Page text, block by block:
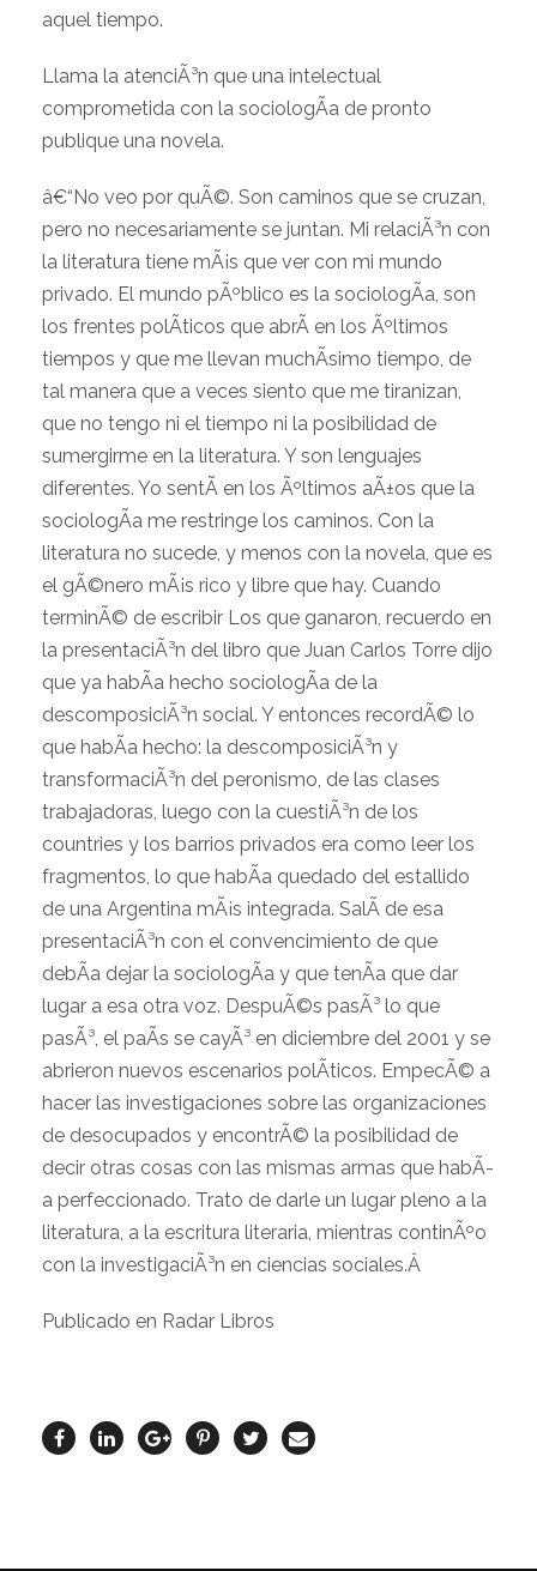
aquel tiempo.
Llama la atenciÃ³n que una intelectual
comprometida con la sociologÃ­a de pronto
publique una novela.
â€“No veo por quÃ©. Son caminos que se cruzan,
pero no necesariamente se juntan. Mi relaciÃ³n con
la literatura tiene mÃ¡s que ver con mi mundo
privado. El mundo pÃºblico es la sociologÃ­a, son
los frentes polÃ­ticos que abrÃ­ en los Ãºltimos
tiempos y que me llevan muchÃ­simo tiempo, de
tal manera que a veces siento que me tiranizan,
que no tengo ni el tiempo ni la posibilidad de
sumergirme en la literatura. Y son lenguajes
diferentes. Yo sentÃ­ en los Ãºltimos aÃ±os que la
sociologÃ­a me restringe los caminos. Con la
literatura no sucede, y menos con la novela, que es
el gÃ©nero mÃ¡s rico y libre que hay. Cuando
terminÃ© de escribir Los que ganaron, recuerdo en
la presentaciÃ³n del libro que Juan Carlos Torre dijo
que ya habÃ­a hecho sociologÃ­a de la
descomposiciÃ³n social. Y entonces recordÃ© lo
que habÃ­a hecho: la descomposiciÃ³n y
transformaciÃ³n del peronismo, de las clases
trabajadoras, luego con la cuestiÃ³n de los
countries y los barrios privados era como leer los
fragmentos, lo que habÃ­a quedado del estallido
de una Argentina mÃ¡s integrada. SalÃ­ de esa
presentaciÃ³n con el convencimiento de que
debÃ­a dejar la sociologÃ­a y que tenÃ­a que dar
lugar a esa otra voz. DespuÃ©s pasÃ³ lo que
pasÃ³, el paÃ­s se cayÃ³ en diciembre del 2001 y se
abrieron nuevos escenarios polÃ­ticos. EmpecÃ© a
hacer las investigaciones sobre las organizaciones
de desocupados y encontrÃ© la posibilidad de
decir otras cosas con las mismas armas que habÃ­
a perfeccionado. Trato de darle un lugar pleno a la
literatura, a la escritura literaria, mientras continÃºo
con la investigaciÃ³n en ciencias sociales.Â
Publicado en Radar Libros